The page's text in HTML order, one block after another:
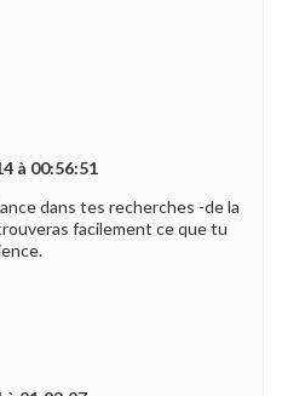
à 00:56:51
dans tes recherches -de la
facilement ce que tu